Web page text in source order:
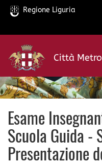
Salta
contenuto
principale
Regione Liguria
Città
Esame
Scuola Guida -
Presentazione